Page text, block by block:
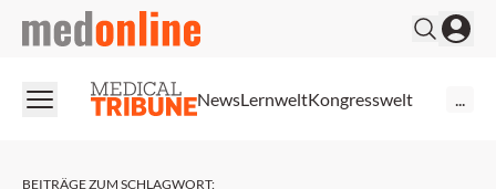
medonline
NewsLernweltKongresswelt
BEITRÄGE ZUM SCHLAGWORT: